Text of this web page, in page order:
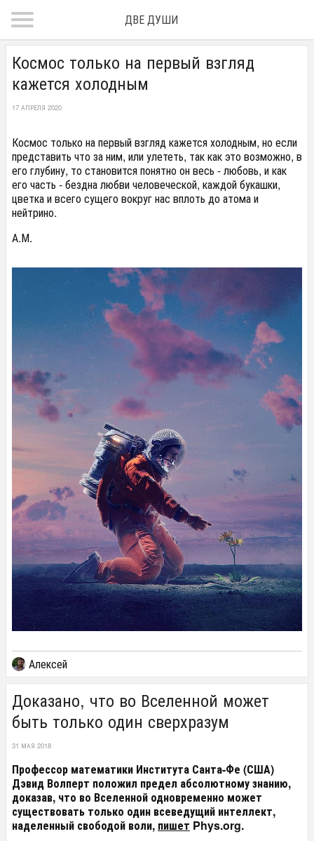
ДВЕ ДУШИ
Космос только на первый взгляд
кажется холодным
17 АПРЕЛЯ 2020
Космос только на первый взгляд кажется холодным, но если
представить что за ним, или улететь, так как это возможно, в
его глубину, то становится понятно он весь - любовь, и как
его часть - бездна любви человеческой, каждой букашки,
цветка и всего сущего вокруг нас вплоть до атома и
нейтрино.
А.М.
Алексей
Доказано, что во Вселенной может
быть только один сверхразум
31 МАЯ 2018
Профессор математики Института Санта-Фе (США)
Дэвид Волперт положил предел абсолютному знанию,
доказав, что во Вселенной одновременно может
существовать только один всеведущий интеллект,
наделенный свободой воли, пишет Phys.org.